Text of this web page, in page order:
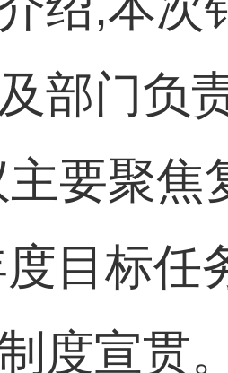
部门负
要聚焦
目标任
度宣贯